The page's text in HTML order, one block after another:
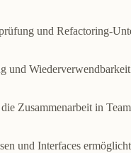
und Refactoring-
und
Zusammenarbeit in
und Interfaces ermöglicht